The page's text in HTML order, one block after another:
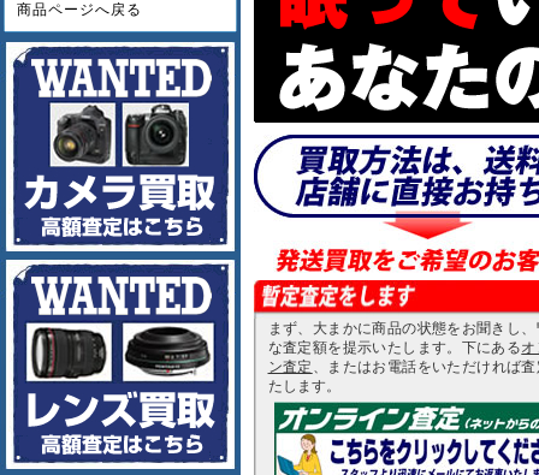
商品ページへ戻る
まず、大まかに商品の状態をお聞きし
な査定額を提示いたします。下にある
ン査定 、またはお電話をいただければ
たします。